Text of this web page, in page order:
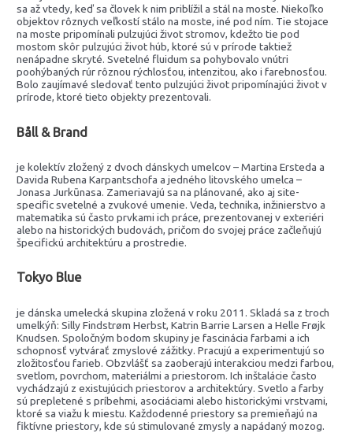
sa až vtedy, keď sa človek k nim priblížil a stál na moste. Niekoľko
objektov rôznych veľkostí stálo na moste, iné pod ním. Tie stojace
na moste pripomínali pulzujúci život stromov, kdežto tie pod
mostom skôr pulzujúci život húb, ktoré sú v prírode taktiež
nenápadne skryté. Svetelné fluidum sa pohybovalo vnútri
poohýbaných rúr rôznou rýchlosťou, intenzitou, ako i farebnosťou.
Bolo zaujímavé sledovať tento pulzujúci život pripomínajúci život v
prírode, ktoré tieto objekty prezentovali.
Båll & Brand
je kolektív zložený z dvoch dánskych umelcov – Martina Ersteda a
Davida Rubena Karpantschofa a jedného litovského umelca –
Jonasa Jurkūnasa. Zameriavajú sa na plánované, ako aj site-
specific svetelné a zvukové umenie. Veda, technika, inžinierstvo a
matematika sú často prvkami ich práce, prezentovanej v exteriéri
alebo na historických budovách, pričom do svojej práce začleňujú
špecifickú architektúru a prostredie.
Tokyo Blue
je dánska umelecká skupina zložená v roku 2011. Skladá sa z troch
umelkýň: Silly Findstrøm Herbst, Katrin Barrie Larsen a Helle Frøjk
Knudsen. Spoločným bodom skupiny je fascinácia farbami a ich
schopnosť vytvárať zmyslové zážitky. Pracujú a experimentujú so
zložitosťou farieb. Obzvlášť sa zaoberajú interakciou medzi farbou,
svetlom, povrchom, materiálmi a priestorom. Ich inštalácie často
vychádzajú z existujúcich priestorov a architektúry. Svetlo a farby
sú prepletené s príbehmi, asociáciami alebo historickými vrstvami,
ktoré sa viažu k miestu. Každodenné priestory sa premieňajú na
fiktívne priestory, kde sú stimulované zmysly a napádaný mozog.